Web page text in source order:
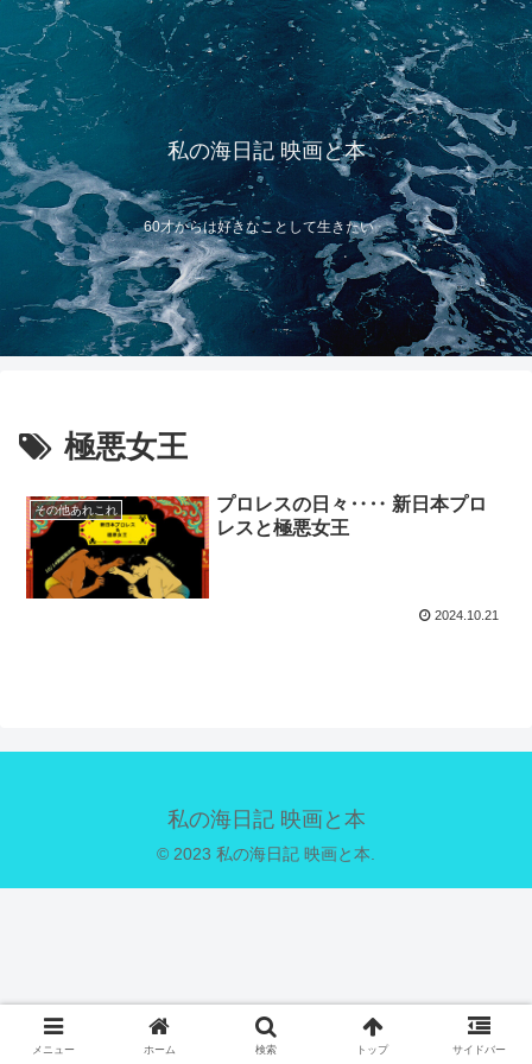
私の海日記 映画と本
60才からは好きなことして生きたい
極悪女王
その他あれこれ
プロレスの日々‥‥ 新日本プロ
レスと極悪女王
2024.10.21
私の海日記 映画と本
© 2023 私の海日記 映画と本.
メニュー ホーム 検索 トップ サイドバー